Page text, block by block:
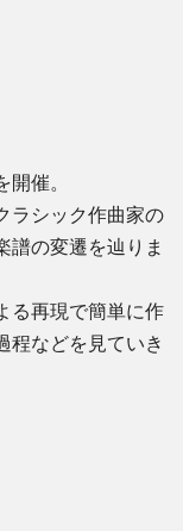
催。
ラシック作曲家の
譜の変遷を辿りま
る再現で簡単に作
程などを見ていき